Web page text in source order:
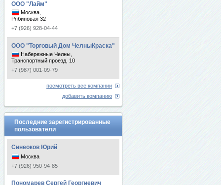
ООО "Лайм"
Москва,
Рябиновая 32
+7 (926) 928-04-44
ООО "Торговый Дом ЧелныКраска"
Набережные Челны,
Транспортный проезд, 10
+7 (987) 001-09-79
посмотреть все компании
добавить компанию
Последние зарегистрированные
пользователи
Синеоков Юрий
Москва
+7 (926) 950-94-85
Пономарев Сергей Георгиевич